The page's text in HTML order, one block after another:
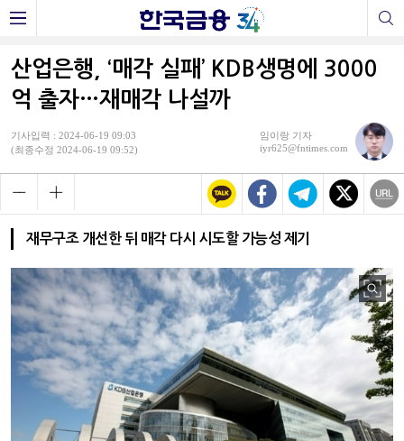
산업은행, ‘매각 실패’ KDB생명에 3000
억 출자…재매각 나설까
기사입력 : 2024-06-19 09:03
(최종수정 2024-06-19 09:52)
임이랑 기자
iyr625@fntimes.com
재무구조 개선한 뒤 매각 다시 시도할 가능성 제기